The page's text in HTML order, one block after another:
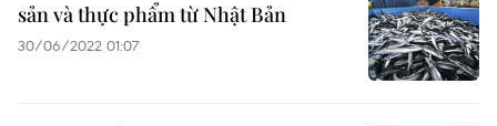
sản và thực phẩm từ Nhật Bản
30/06/2022 01:07